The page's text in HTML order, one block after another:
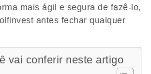
mais ágil e segura de fazê-lo,
antes fechar qualquer
vai conferir neste artigo